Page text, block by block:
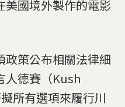
美國境外製作的電影
政策公布相關法律細
人德賽（Kush
所有選項來履行川